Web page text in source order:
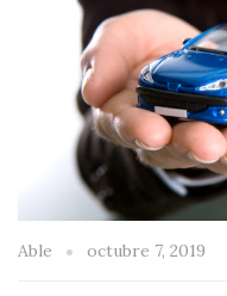
Able octubre 7, 2019